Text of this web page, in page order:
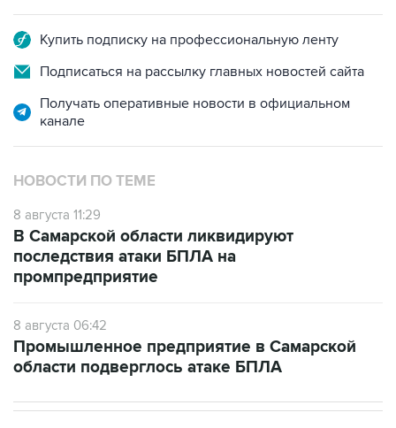
Купить подписку на профессиональную ленту
Подписаться на рассылку главных новостей сайта
Получать оперативные новости в официальном
канале
НОВОСТИ ПО ТЕМЕ
8 августа 11:29
В Самарской области ликвидируют
последствия атаки БПЛА на
промпредприятие
8 августа 06:42
Промышленное предприятие в Самарской
области подверглось атаке БПЛА